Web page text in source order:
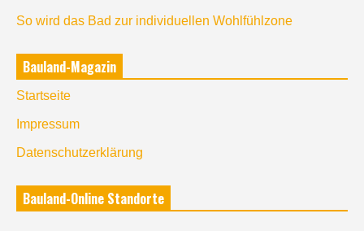
So wird das Bad zur individuellen Wohlfühlzone
Bauland-Magazin
Startseite
Impressum
Datenschutzerklärung
Bauland-Online Standorte